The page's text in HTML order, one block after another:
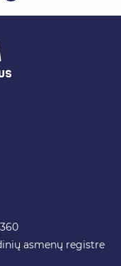
asmenų registre